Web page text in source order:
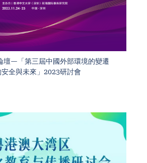
壇—「第三屆中國外部環境的變遷
全與未來」2023研討會